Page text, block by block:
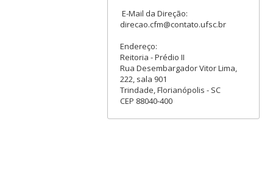
E-Mail da Direção:
direcao.cfm@contato.ufsc.br
Endereço:
Reitoria - Prédio II
Rua Desembargador Vitor Lima,
222, sala 901
Trindade, Florianópolis - SC
CEP 88040-400